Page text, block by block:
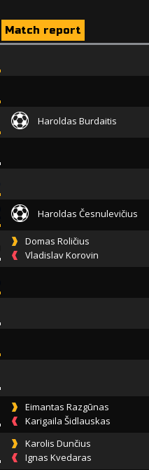
Match report
Haroldas Burdaitis
Haroldas Česnulevičius
Domas Roličius
Vladislav Korovin
Eimantas Razgūnas
Karigaila Šidlauskas
Karolis Dunčius
Ignas Kvedaras